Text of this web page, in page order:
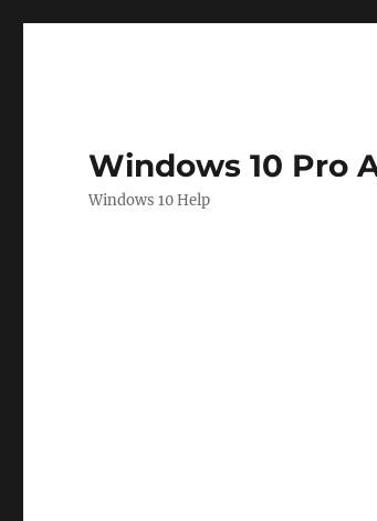
Windows 10 Pro
Windows 10 Help